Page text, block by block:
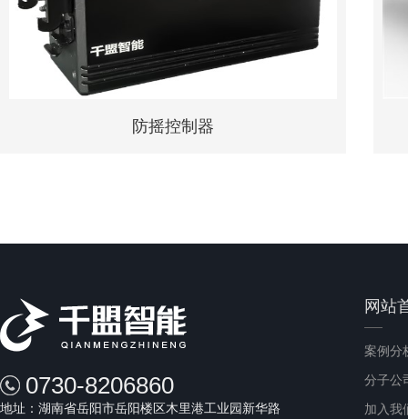
防摇控制器
0730-8206860
地址：湖南省岳阳市岳阳楼区木里港工业园新华路
网站
案例分
分子公
加入我